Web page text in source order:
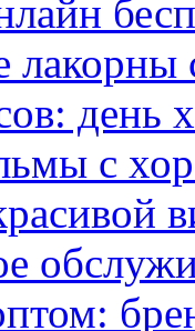
лакорны
день
с